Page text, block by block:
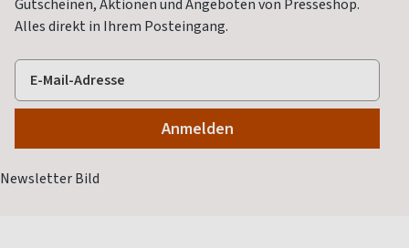
Gutscheinen, Aktionen und Angeboten von Presseshop.
Alles direkt in Ihrem Posteingang.